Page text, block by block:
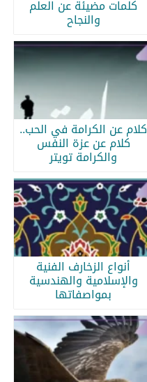
كلمات مضيئة عن العلم
والنجاح
كلام عن الكرامة في الحب..
كلام عن عزة النفس
والكرامة تويتر
أنواع الزخارف الفنية
والإسلامية والهندسية
بمواصفاتها